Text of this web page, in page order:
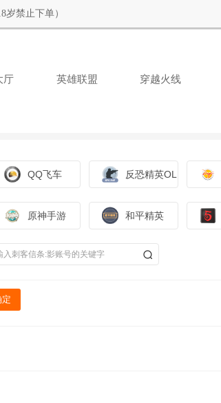
禁止下单）
厅 英雄联盟 穿越火线
QQ飞车 反恐精英OL
原神手游 和平精英
定